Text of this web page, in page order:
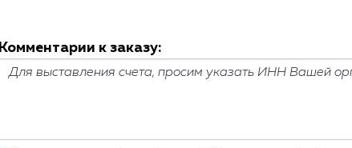
Комментарии к заказу: